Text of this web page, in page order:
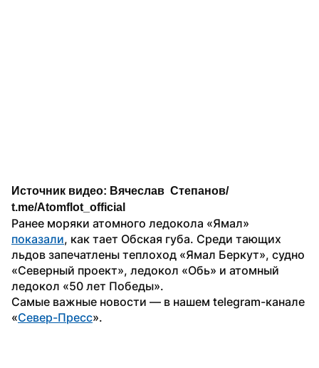
Источник видео: Вячеслав  Степанов/
t.me/Atomflot_official
показали, как тает Обская губа. Среди тающих
льдов запечатлены теплоход «Ямал Беркут», судно
«Северный проект», ледокол «Обь» и атомный
ледокол «50 лет Победы».
Самые важные новости — в нашем telegram-канале
«Север-Пресс».